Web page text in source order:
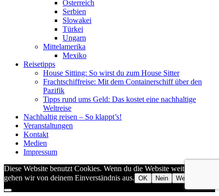
Österreich
Serbien
Slowakei
Türkei
Ungarn
Mittelamerika
Mexiko
Reisetipps
House Sitting: So wirst du zum House Sitter
Frachtschiffreise: Mit dem Containerschiff über den
Pazifik
Tipps rund ums Geld: Das kostet eine nachhaltige
Weltreise
Nachhaltig reisen – So klappt’s!
Veranstaltungen
Kontakt
Medien
Impressum
Diese Website benutzt Cookies. Wenn du die Website weiter nutzt,
gehen wir von deinem Einverständnis aus. OK Nein Weiterlesen